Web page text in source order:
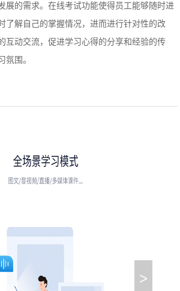
展的需求。在线考试功能使得员工能够随时进
了解自己的掌握情况，进而进行针对性的改
互动交流，促进学习心得的分享和经验的传
氛围。
>